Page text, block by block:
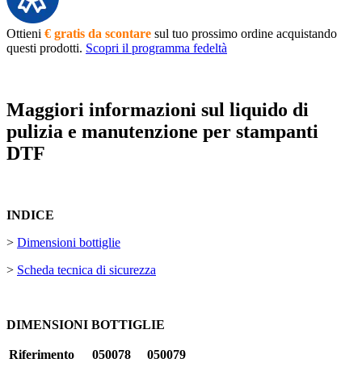
Ottieni € gratis da scontare sul tuo prossimo ordine acquistando
questi prodotti. Scopri il programma fedeltà
Maggiori informazioni sul liquido di
pulizia e manutenzione per stampanti
DTF
INDICE
> Dimensioni bottiglie
> Scheda tecnica di sicurezza
DIMENSIONI BOTTIGLIE
Riferimento 050078
050079